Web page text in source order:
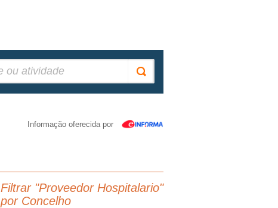
Informação oferecida por
Filtrar "Proveedor Hospitalario"
por Concelho